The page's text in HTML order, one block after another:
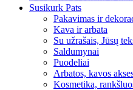
Susikurk Pats
Pakavimas ir
Kava ir arbata
Su užrašais, Jūsų
Saldumynai
Puodeliai
Arbatos, kavos
Kosmetika,